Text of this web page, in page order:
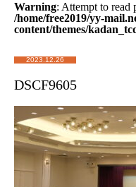
Warning: Attempt to
/home/free2019/yy-
content/themes/
2023.12.26
DSCF9605